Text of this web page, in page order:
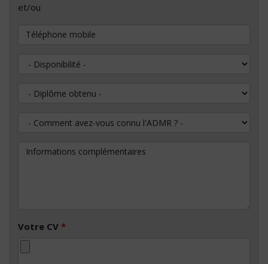
et/ou
Téléphone mobile
Disponibilité
Diplôme obtenu
Comment avez-vous connu l'ADMR ?
Informations complémentaires
Votre CV *